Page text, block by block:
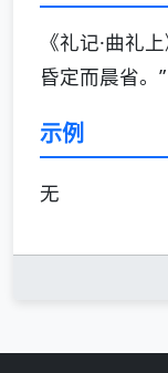
《礼记·曲礼
昏定而晨省。”
示例
无